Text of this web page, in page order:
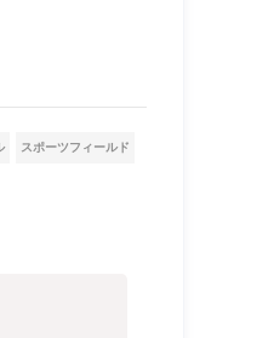
スポーツフィールド